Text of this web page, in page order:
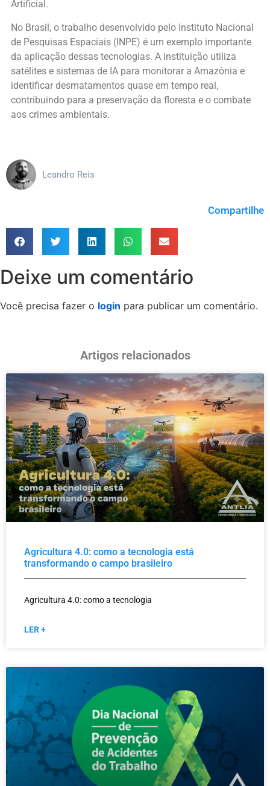
Artificial.
No Brasil, o trabalho desenvolvido pelo Instituto Nacional
de Pesquisas Espaciais (INPE) é um exemplo importante
da aplicação dessas tecnologias. A instituição utiliza
satélites e sistemas de IA para monitorar a Amazônia e
identificar desmatamentos quase em tempo real,
contribuindo para a preservação da floresta e o combate
aos crimes ambientais.
Leandro Reis
Compartilhe
Deixe um comentário
Você precisa fazer o login para publicar um comentário.
Artigos relacionados
Agricultura 4.0: como a tecnologia está
transformando o campo brasileiro
Agricultura 4.0: como a tecnologia
LER +